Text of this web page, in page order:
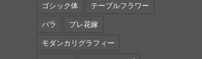
ゴシック体 テーブルフラワー
バラ プレ花嫁
モダンカリグラフィー